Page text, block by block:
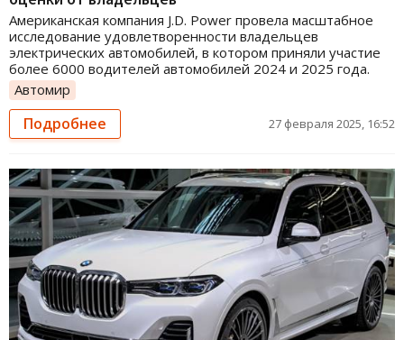
Американская компания J.D. Power провела масштабное
исследование удовлетворенности владельцев
электрических автомобилей, в котором приняли участие
более 6000 водителей автомобилей 2024 и 2025 года.
Автомир
Подробнее 27 февраля 2025, 16:52